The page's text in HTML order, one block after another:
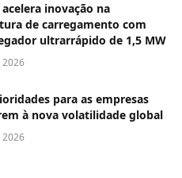
inovação na
de carregamento com
ultrarrápido de 1,5 MW
2026
para as empresas
à nova volatilidade global
2026